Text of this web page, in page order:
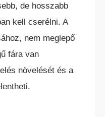
de hosszabb
kell cserélni. A
nem meglepő
fára van
növelését és a